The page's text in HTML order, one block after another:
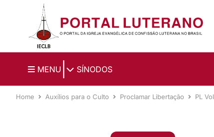
Ir para o conteúdo principal
MENU SÍNODOS
Home Auxílios para o Culto Proclamar Libertação PL